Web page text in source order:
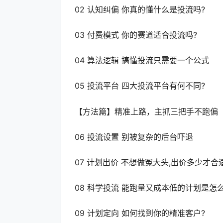
02 认知纠偏 你真的懂什么是投流吗?
03 付费模式 你的赛道适合投流吗?
04 算法逻辑 搞懂投流只需要一个公式
05 投流平台 四大投流平台有何不同?
【方法篇】精准上路，主抓三把手不跑偏
06 投流设置 别被复杂的后台吓退
07 计划出价 不想做冤大头,出价多少才合
08 科学投流 能跑量又成本低的计划是怎
09 计划定向 如何找到你的精准客户?